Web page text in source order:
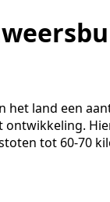
het land een
tot 60-70